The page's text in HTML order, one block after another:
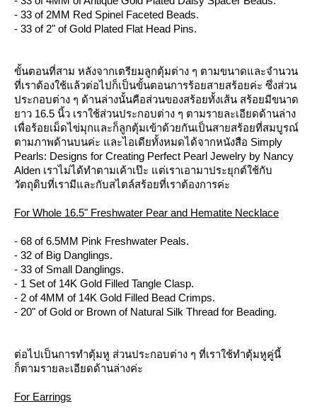
- 33 of 2MM Red Spinel Faceted Beads.
- 33 of 2" of Gold Plated Flat Head Pins.
ขั้นตอนที่สาม หลังจากเตรียมลูกตุ้มต่าง ๆ ตามขนาดและจำนวน
ที่เราต้องใช้แล้วต่อไปก็เป็นขั้นตอนการร้อยสายสร้อยค่ะ ซึ่งส่วน
ประกอบต่าง ๆ ด้านล่างนั้นคือส่วนของสร้อยทั้งเส้น สร้อยมีขนาด
าว 16.5 นิ้ว เราใช้ส่วนประกอบต่าง ๆ ตามรายละเอียดด้านล่าง
เพื่อร้อยเม็ดไข่มุกและก็ลูกตุ้มเข้าด้วยกันเป็นสายสร้อยที่สมบูรณ์
ตามภาพด้านบนค่ะ และไอเดียทั้งหมดได้จากหนังสือ Simply
Pearls: Designs for Creating Perfect Pearl Jewelry by Nancy
Alden เราไม่ได้ทำตามเค้าเป๊ะ แต่เราเอามาประยุกต์ใช้กับ
วัตถุดิบที่เรามีและกับสไตล์สร้อยที่เราต้องการค่ะ
For Whole 16.5" Freshwater Pear and Hematite Necklace
- 68 of 6.5MM Pink Freshwater Peals.
- 32 of Big Danglings.
- 33 of Small Danglings.
- 1 Set of 14K Gold Filled Tangle Clasp.
- 2 of 4MM of 14K Gold Filled Bead Crimps.
- 20" of Gold or Brown of Natural Silk Thread for Beading.
ต่อไปเป็นการทำตุ้มหู ส่วนประกอบต่าง ๆ ที่เราใช้ทำตุ้มหูคู่นี้
ก็ตามรายละเอียดด้านล่างค่ะ
For Earrings